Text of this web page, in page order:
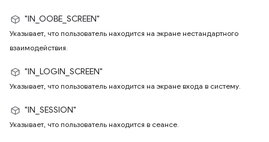
"IN_OOBE_SCREEN"
Указывает, что пользователь находится на экране нестандартного
взаимодействия.
"IN_LOGIN_SCREEN"
Указывает, что пользователь находится на экране входа в систему.
"IN_SESSION"
Указывает, что пользователь находится в сеансе.